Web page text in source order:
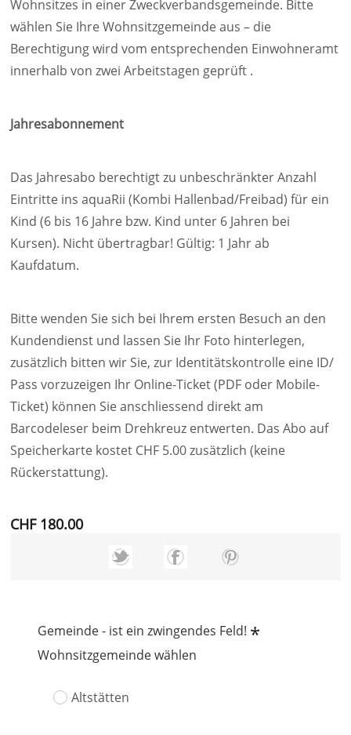
Wohnsitzes in einer Zweckverbandsgemeinde. Bitte
wählen Sie Ihre Wohnsitzgemeinde aus – die
Berechtigung wird vom entsprechenden Einwohneramt
innerhalb von zwei Arbeitstagen geprüft .
Jahresabonnement
Das Jahresabo berechtigt zu unbeschränkter Anzahl
Eintritte ins aquaRii (Kombi Hallenbad/Freibad) für ein
Kind (6 bis 16 Jahre bzw. Kind unter 6 Jahren bei
Kursen). Nicht übertragbar! Gültig: 1 Jahr ab
Kaufdatum.
Bitte wenden Sie sich bei Ihrem ersten Besuch an den
Kundendienst und lassen Sie Ihr Foto hinterlegen,
zusätzlich bitten wir Sie, zur Identitätskontrolle eine ID/
Pass vorzuzeigen Ihr Online-Ticket (PDF oder Mobile-
Ticket) können Sie anschliessend direkt am
Barcodeleser beim Drehkreuz entwerten. Das Abo auf
Speicherkarte kostet CHF 5.00 zusätzlich (keine
Rückerstattung).
CHF 180.00
Gemeinde - ist ein zwingendes Feld! *
Wohnsitzgemeinde wählen
Altstätten